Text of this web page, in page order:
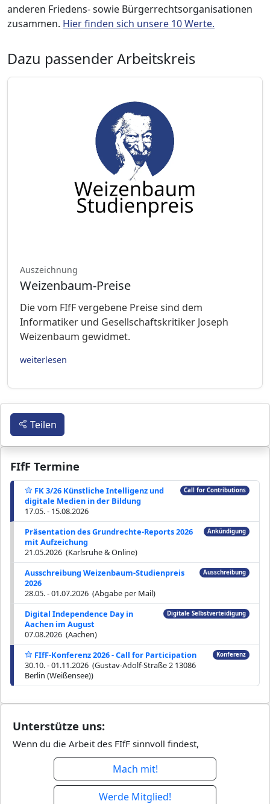
anderen Friedens- sowie Bürgerrechtsorganisationen
zusammen. Hier finden sich unsere 10 Werte.
Dazu passender Arbeitskreis
Auszeichnung
Weizenbaum-Preise
Die vom FIfF vergebene Preise sind dem
Informatiker und Gesellschaftskritiker Joseph
Weizenbaum gewidmet.
weiterlesen
FIfF Termine
FK 3/26 Künstliche Intelligenz und
digitale Medien in der Bildung
17.05. - 15.08.2026
Call for Contributions
Präsentation des Grundrechte-Reports 2026
mit Aufzeichung
21.05.2026 (Karlsruhe & Online)
Ankündigung
Ausschreibung Weizenbaum-Studienpreis
2026
28.05. - 01.07.2026 (Abgabe per Mail)
Ausschreibung
Digital Independence Day in
Aachen im August
07.08.2026 (Aachen)
Digitale Selbstverteidigung
FIfF-Konferenz 2026 - Call for Participation
30.10. - 01.11.2026 (Gustav-Adolf-Straße 2 13086
Berlin (Weißensee))
Konferenz
Unterstütze uns:
Wenn du die Arbeit des FIfF sinnvoll findest,
Mach mit!
Werde Mitglied!
Teilen